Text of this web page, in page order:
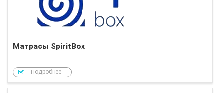
Матрасы SpiritBox
Подробнее